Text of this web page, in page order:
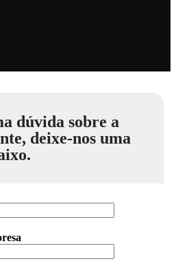
dúvida sobre a
deixe-nos uma